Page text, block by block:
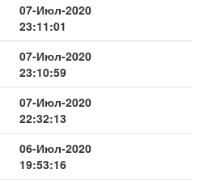
07-Июл-2020
23:11:01
07-Июл-2020
23:10:59
07-Июл-2020
22:32:13
06-Июл-2020
19:53:16